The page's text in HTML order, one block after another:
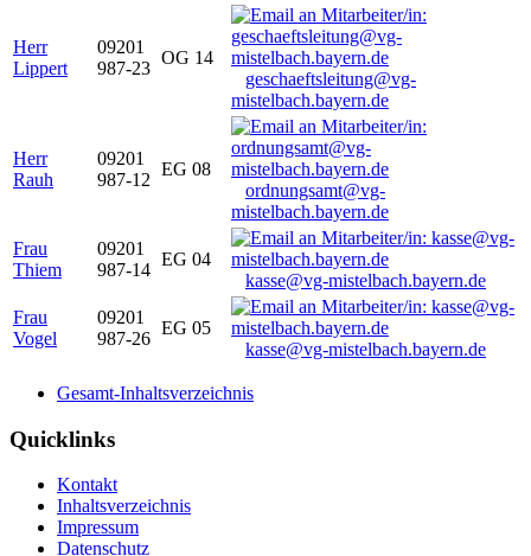
Herr
Lippert
09201
987-23
OG 14
geschaeftsleitung@vg-
mistelbach.bayern.de
Herr
Rauh
09201
987-12
EG 08
ordnungsamt@vg-
mistelbach.bayern.de
Frau
Thiem
09201
987-14
EG 04
kasse@vg-mistelbach.bayern.de
Frau
Vogel
09201
987-26
EG 05
kasse@vg-mistelbach.bayern.de
Gesamt-Inhaltsverzeichnis
Quicklinks
Kontakt
Inhaltsverzeichnis
Impressum
Datenschutz